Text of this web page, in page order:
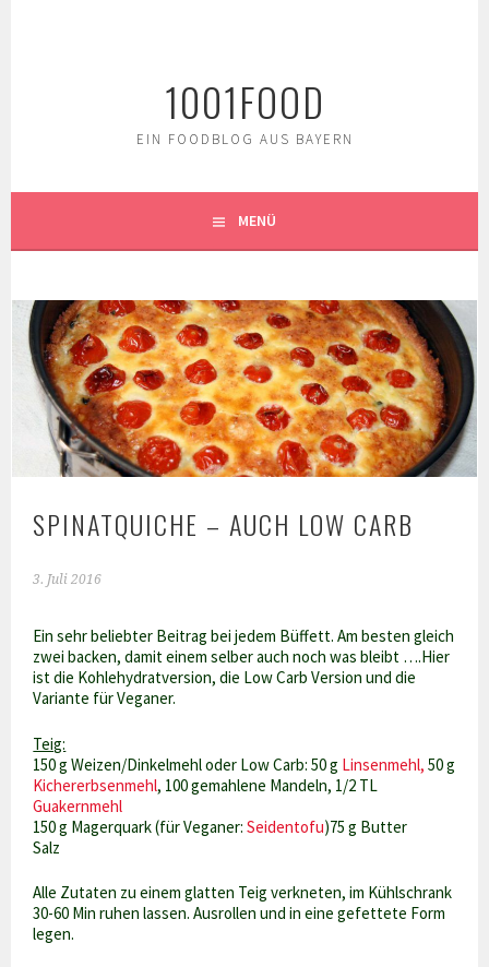
1001FOOD
EIN FOODBLOG AUS BAYERN
MENÜ
SPINATQUICHE – AUCH LOW CARB
3. Juli 2016
Ein sehr beliebter Beitrag bei jedem Büffett. Am besten gleich
zwei backen, damit einem selber auch noch was bleibt ….Hier
ist die Kohlehydratversion, die Low Carb Version und die
Variante für Veganer.
Teig:
150 g Weizen/Dinkelmehl oder Low Carb: 50 g Linsenmehl, 50 g
Kichererbsenmehl, 100 gemahlene Mandeln, 1/2 TL
Guakernmehl
150 g Magerquark (für Veganer:Seidentofu)75 g Butter
Salz
Alle Zutaten zu einem glatten Teig verkneten, im Kühlschrank
30-60 Min ruhen lassen. Ausrollen und in eine gefettete Form
legen.